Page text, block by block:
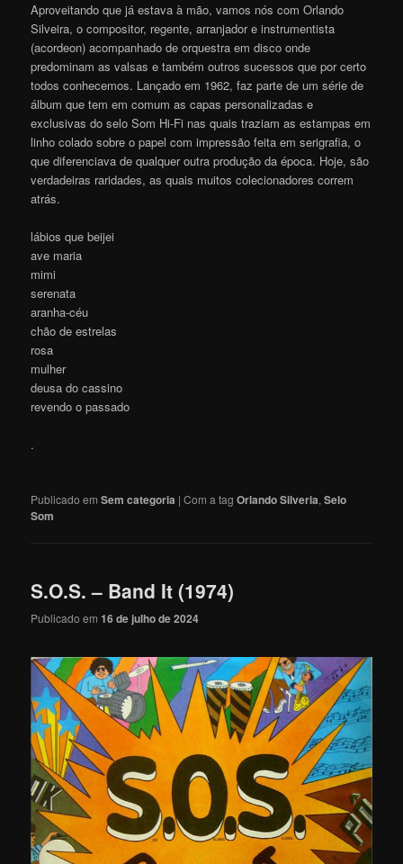
Aproveitando que já estava à mão, vamos nós com Orlando
Silveira, o compositor, regente, arranjador e instrumentista
(acordeon) acompanhado de orquestra em disco onde
predominam as valsas e também outros sucessos que por certo
todos conhecemos. Lançado em 1962, faz parte de um série de
álbum que tem em comum as capas personalizadas e
exclusivas do selo Som Hi-Fi nas quais traziam as estampas em
linho colado sobre o papel com impressão feita em serigrafia, o
que diferenciava de qualquer outra produção da época. Hoje, são
verdadeiras raridades, as quais muitos colecionadores correm
atrás.
lábios que beijei
ave maria
mimi
serenata
aranha-céu
chão de estrelas
rosa
mulher
deusa do cassino
revendo o passado
.
Publicado em Sem categoria |Com a tagOrlando Silveria,Selo
Som
S.O.S. – Band It (1974)
Publicado em16 de julho de 2024